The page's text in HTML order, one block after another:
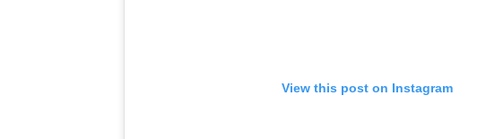
View this post on Instagram